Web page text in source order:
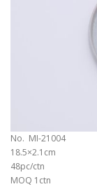
No. MI-21004
18.5×2.1cm
48pc/ctn
MOQ 1ctn